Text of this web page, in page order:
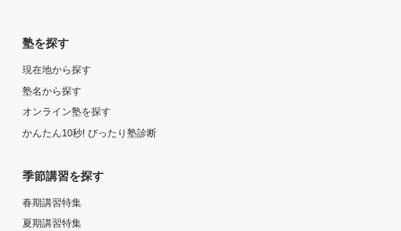
塾を探す
現在地から探す
塾名から探す
オンライン塾を探す
かんたん10秒! ぴったり塾診断
季節講習を探す
春期講習特集
夏期講習特集